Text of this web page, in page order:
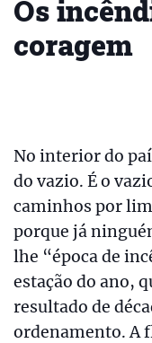
Os
coragem
No interior do
do vazio. É o
caminhos por
porque já
lhe “época de
estação do ano,
resultado de
ordenamento. A